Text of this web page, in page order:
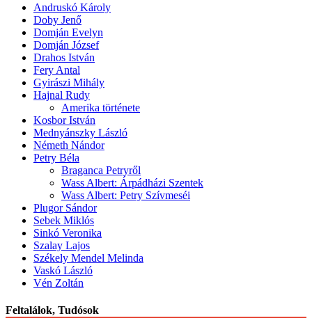
Andruskó Károly
Doby Jenő
Domján Evelyn
Domján József
Drahos István
Fery Antal
Gyirászi Mihály
Hajnal Rudy
Amerika története
Kosbor István
Mednyánszky László
Németh Nándor
Petry Béla
Braganca Petryről
Wass Albert: Árpádházi Szentek
Wass Albert: Petry Szívmeséi
Plugor Sándor
Sebek Miklós
Sinkó Veronika
Szalay Lajos
Székely Mendel Melinda
Vaskó László
Vén Zoltán
Feltalálok, Tudósok